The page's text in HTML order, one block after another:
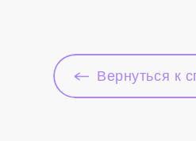
Вернуться к